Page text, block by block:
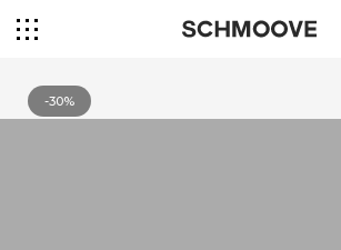
-30%